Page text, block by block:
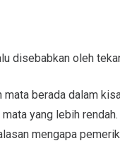
disebabkan oleh
berada dalam
yang lebih
mengapa